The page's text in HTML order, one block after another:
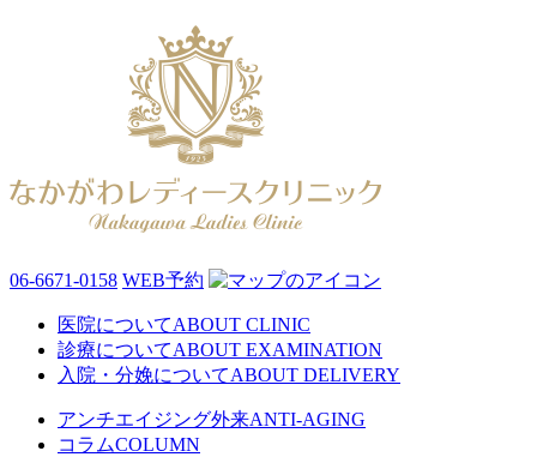
06-6671-0158 WEB予約
医院についてABOUT CLINIC
診療についてABOUT EXAMINATION
入院・分娩についてABOUT DELIVERY
アンチエイジング外来ANTI-AGING
コラムCOLUMN